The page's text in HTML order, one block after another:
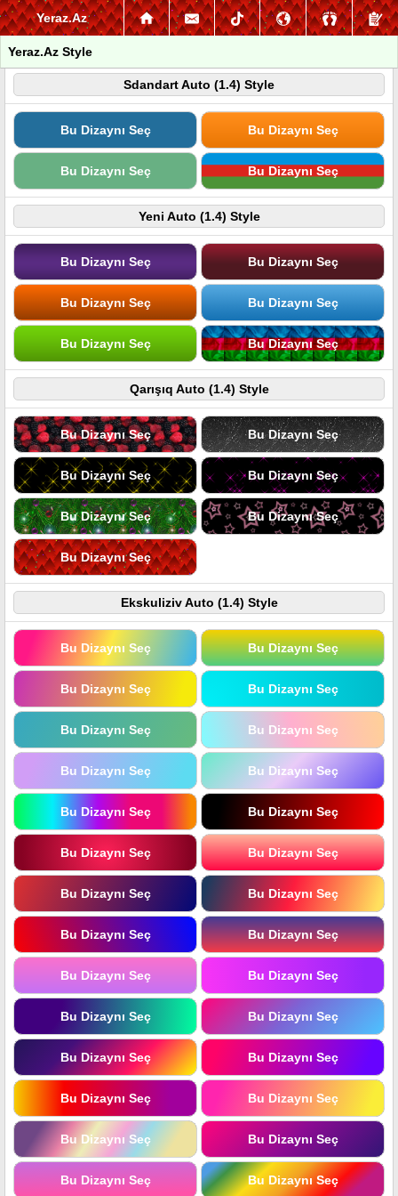
Yeraz.Az
Yeraz.Az Style
Sdandart Auto (1.4) Style
Bu Dizaynı Seç Bu Dizaynı Seç
Bu Dizaynı Seç Bu Dizaynı Seç
Yeni Auto (1.4) Style
Bu Dizaynı Seç Bu Dizaynı Seç
Bu Dizaynı Seç Bu Dizaynı Seç
Bu Dizaynı Seç Bu Dizaynı Seç
Qarışıq Auto (1.4) Style
Bu Dizaynı Seç Bu Dizaynı Seç
Bu Dizaynı Seç Bu Dizaynı Seç
Bu Dizaynı Seç Bu Dizaynı Seç
Bu Dizaynı Seç
Ekskuliziv Auto (1.4) Style
Bu Dizaynı Seç Bu Dizaynı Seç
Bu Dizaynı Seç Bu Dizaynı Seç
Bu Dizaynı Seç Bu Dizaynı Seç
Bu Dizaynı Seç Bu Dizaynı Seç
Bu Dizaynı Seç Bu Dizaynı Seç
Bu Dizaynı Seç Bu Dizaynı Seç
Bu Dizaynı Seç Bu Dizaynı Seç
Bu Dizaynı Seç Bu Dizaynı Seç
Bu Dizaynı Seç Bu Dizaynı Seç
Bu Dizaynı Seç Bu Dizaynı Seç
Bu Dizaynı Seç Bu Dizaynı Seç
Bu Dizaynı Seç Bu Dizaynı Seç
Bu Dizaynı Seç Bu Dizaynı Seç
Bu Dizaynı Seç Bu Dizaynı Seç